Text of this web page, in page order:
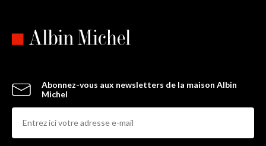
Abonnez-vous aux newsletters de la maison Albin
Michel